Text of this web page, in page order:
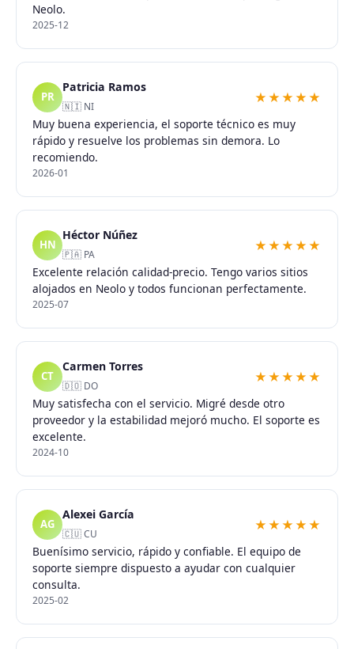
Neolo.
2025-12
PR
Patricia Ramos
🇳🇮 NI
★★★★★
Muy buena experiencia, el soporte técnico es muy
rápido y resuelve los problemas sin demora. Lo
recomiendo.
2026-01
HN
Héctor Núñez
🇵🇦 PA
★★★★★
Excelente relación calidad-precio. Tengo varios sitios
alojados en Neolo y todos funcionan perfectamente.
2025-07
CT
Carmen Torres
🇩🇴 DO
★★★★★
Muy satisfecha con el servicio. Migré desde otro
proveedor y la estabilidad mejoró mucho. El soporte es
excelente.
2024-10
AG
Alexei García
🇨🇺 CU
★★★★★
Buenísimo servicio, rápido y confiable. El equipo de
soporte siempre dispuesto a ayudar con cualquier
consulta.
2025-02